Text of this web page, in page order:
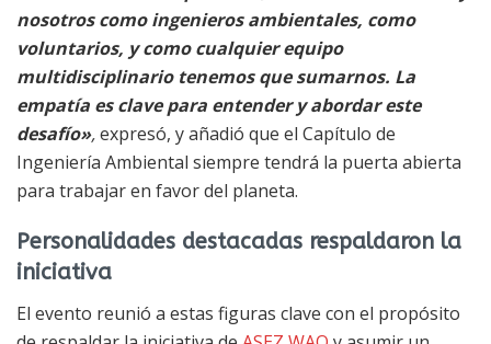
nosotros como ingenieros ambientales, como
voluntarios, y como cualquier equipo
multidisciplinario tenemos que sumarnos. La
empatía es clave para entender y abordar este
desafío»,expresó, y añadió que el Capítulo de
Ingeniería Ambiental siempre tendrá la puerta abierta
para trabajar en favor del planeta.
Personalidades destacadas respaldaron la
iniciativa
El evento reunió a estas figuras clave con el propósito